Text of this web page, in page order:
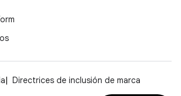
Directrices de inclusión de marca